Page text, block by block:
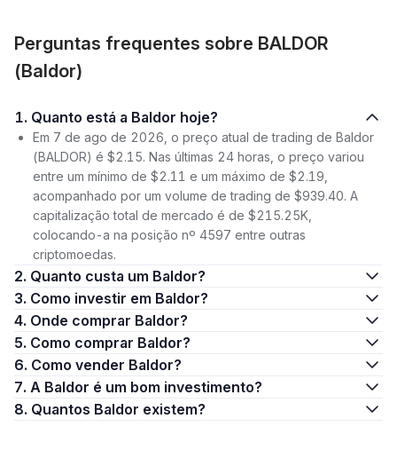
Perguntas frequentes sobre BALDOR
(Baldor)
1. Quanto está a Baldor hoje?
Em 7 de ago de 2026, o preço atual de trading de Baldor
(BALDOR) é $2.15. Nas últimas 24 horas, o preço variou
entre um mínimo de $2.11 e um máximo de $2.19,
acompanhado por um volume de trading de $939.40. A
capitalização total de mercado é de $215.25K,
colocando-a na posição nº 4597 entre outras
criptomoedas.
2. Quanto custa um Baldor?
3. Como investir em Baldor?
4. Onde comprar Baldor?
5. Como comprar Baldor?
6. Como vender Baldor?
7. A Baldor é um bom investimento?
8. Quantos Baldor existem?